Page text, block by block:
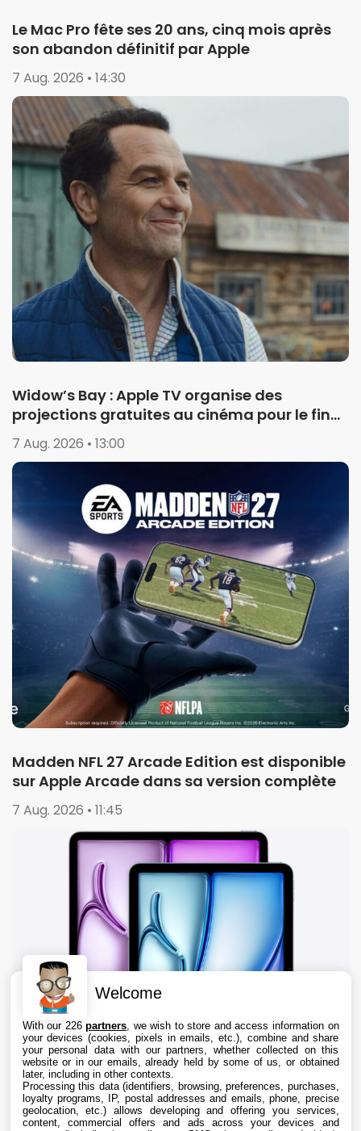
Le Mac Pro fête ses 20 ans, cinq mois après
son abandon définitif par Apple
7 Aug. 2026 • 14:30
Widow’s Bay : Apple TV organise des
projections gratuites au cinéma pour le final
de la saison 1
7 Aug. 2026 • 13:00
Madden NFL 27 Arcade Edition est disponible
sur Apple Arcade dans sa version complète
7 Aug. 2026 • 11:45
Welcome
With our 226partners , we wish to store and access information on
your devices (cookies, pixels in emails, etc.), combine and share
your personal data with our partners, whether collected on this
website or in our emails, already held by some of us, or obtained
later, including in other contexts.
Processing this data (identifiers, browsing, preferences, purchases,
loyalty programs, IP, postal addresses and emails, phone, precise
geolocation, etc.) allows developing and offering you services,
content, commercial offers and ads across your devices and